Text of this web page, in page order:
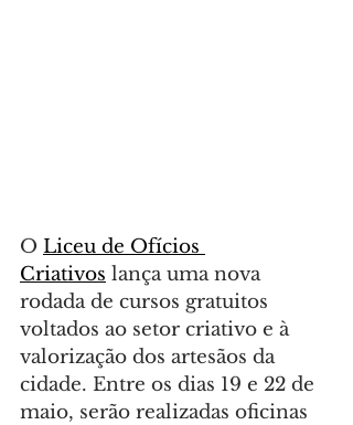
O Liceu de Ofícios
Criativos lança uma nova
rodada de cursos gratuitos
voltados ao setor criativo e à
valorização dos artesãos da
cidade. Entre os dias 19 e 22 de
maio, serão realizadas oficinas